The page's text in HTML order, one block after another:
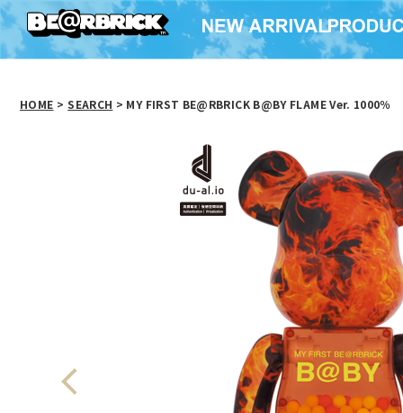
HOME > SEARCH > MY FIRST BE@RBRICK B@BY FLAME Ver. 1000％